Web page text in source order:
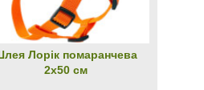
Лорік помаранчева
2х50 см